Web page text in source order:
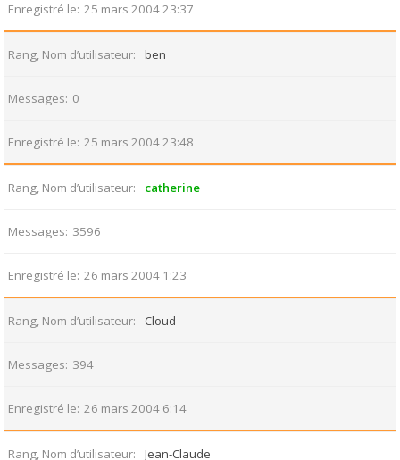
Enregistré le 25 mars 2004 23:37
Rang, Nom d’utilisateur ben
Messages 0
Enregistré le 25 mars 2004 23:48
Rang, Nom d’utilisateur catherine
Messages 3596
Enregistré le 26 mars 2004 1:23
Rang, Nom d’utilisateur Cloud
Messages 394
Enregistré le 26 mars 2004 6:14
Rang, Nom d’utilisateur Jean-Claude